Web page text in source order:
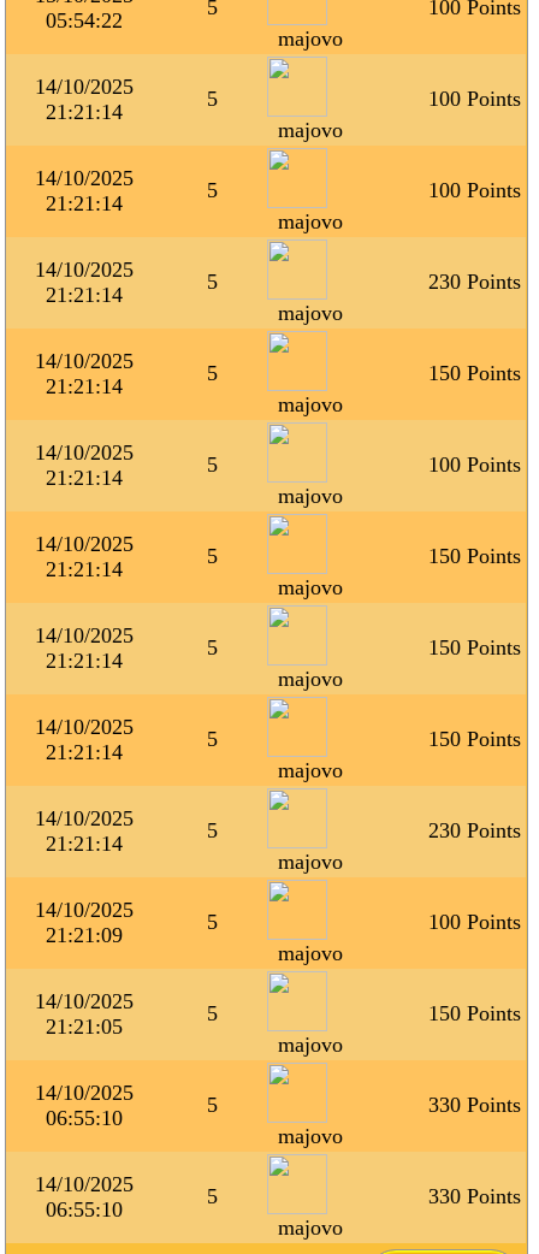
05:54:22
5
majovo
100 Points
14/10/2025
21:21:14
5
majovo
100 Points
14/10/2025
21:21:14
5
majovo
100 Points
14/10/2025
21:21:14
5
majovo
230 Points
14/10/2025
21:21:14
5
majovo
150 Points
14/10/2025
21:21:14
5
majovo
100 Points
14/10/2025
21:21:14
5
majovo
150 Points
14/10/2025
21:21:14
5
majovo
150 Points
14/10/2025
21:21:14
5
majovo
150 Points
14/10/2025
21:21:14
5
majovo
230 Points
14/10/2025
21:21:09
5
majovo
100 Points
14/10/2025
21:21:05
5
majovo
150 Points
14/10/2025
06:55:10
5
majovo
330 Points
14/10/2025
06:55:10
5
majovo
330 Points